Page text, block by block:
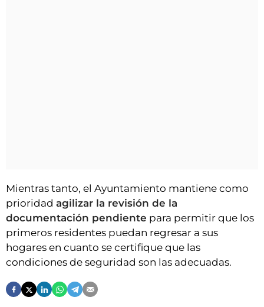
Mientras tanto, el Ayuntamiento mantiene como
prioridad agilizar la revisión de la
documentación pendiente para permitir que los
primeros residentes puedan regresar a sus
hogares en cuanto se certifique que las
condiciones de seguridad son las adecuadas.